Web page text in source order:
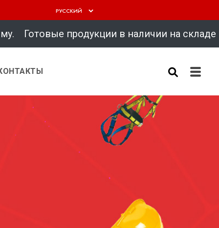
продукции в наличии на